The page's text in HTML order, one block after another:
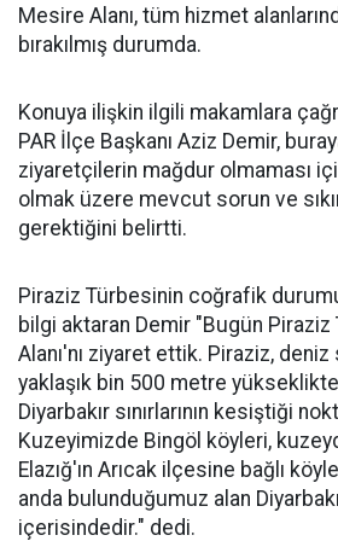
Mesire Alanı, tüm hizmet
bırakılmış durumda.
Konuya ilişkin ilgili makamlara
PAR İlçe Başkanı Aziz Demir,
ziyaretçilerin mağdur olmaması
olmak üzere mevcut sorun ve
gerektiğini belirtti.
Piraziz Türbesinin coğrafik
bilgi aktaran Demir "Bugün
Alanı'nı ziyaret ettik. Piraziz,
yaklaşık bin 500 metre
Diyarbakır sınırlarının kesiştiği
Kuzeyimizde Bingöl köyleri,
Elazığ'ın Arıcak ilçesine bağlı
anda bulunduğumuz alan
içerisindedir." dedi.